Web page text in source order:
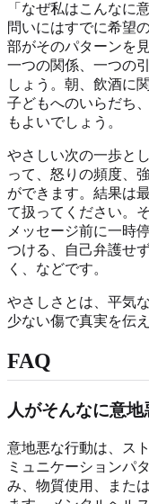
「なぜ私はこんなに
問いにはすでに希望
部がそのパターンを
一つの関係、一つの
しょう。朝、飲酒に
子どもへのいらだち
もよいでしょう。
やさしい次の一歩とし
って、怒りの頻度、
ができます。結果は
て扱ってください。
メッセージ前に一時
つける、自己弁護せ
く、などです。
やさしさとは、平気
少ない傷で真実を伝
FAQ
人がそんなに意
意地悪な行動は、ス
ミュニケーションパ
み、物質使用、また